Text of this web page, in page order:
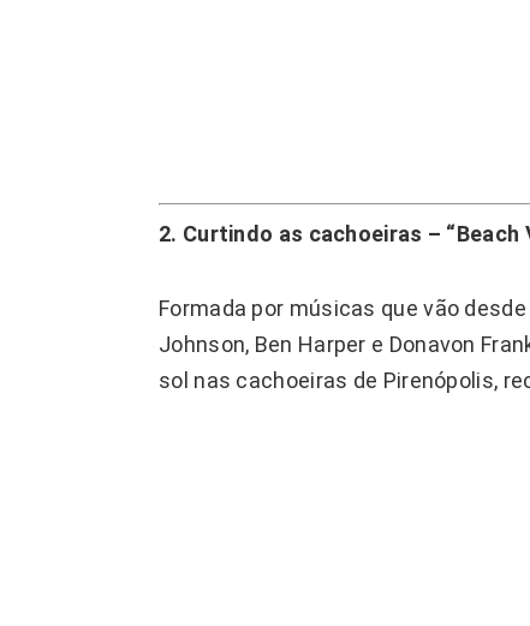
2. Curtindo as cachoeiras – “Beach
Formada por músicas que vão
Johnson, Ben Harper e Donavon
sol nas cachoeiras de Pirenópolis,